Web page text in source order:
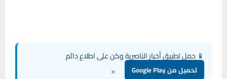
📱 حمل تطبيق أخبار الناصرية وكن على اطلاع دائم
تحميل من Google Play ×